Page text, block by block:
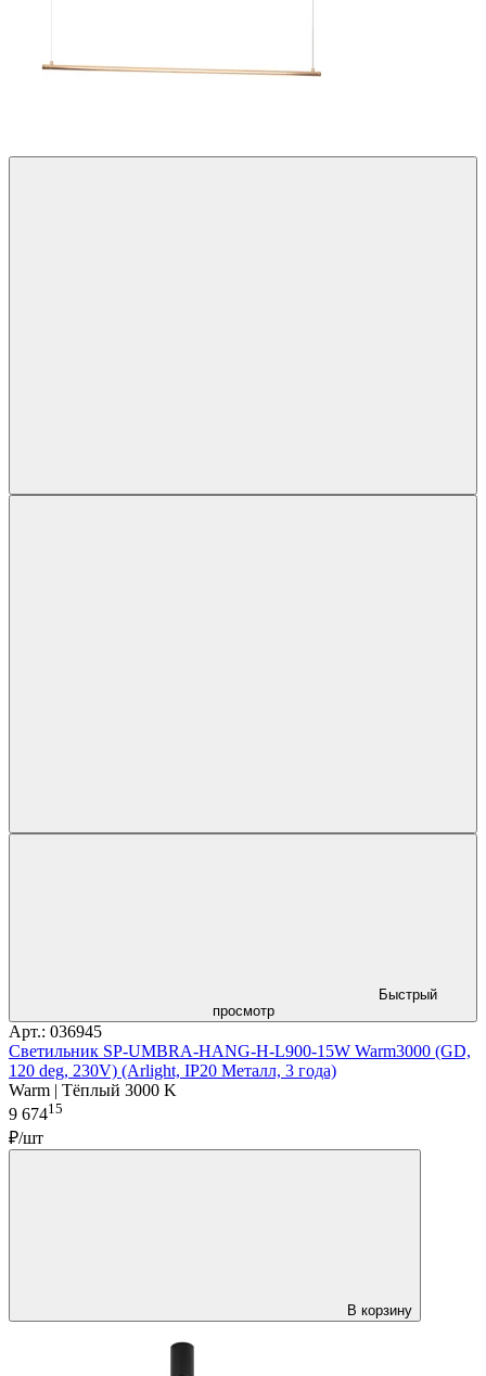
Быстрый
просмотр
Арт.: 036945
Светильник SP-UMBRA-HANG-H-L900-15W Warm3000 (GD,
120 deg, 230V) (Arlight, IP20 Металл, 3 года)
Warm | Тёплый 3000 K
9 67415
₽/шт
В корзину